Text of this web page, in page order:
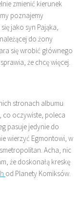
zmienić kierunek
poznajemy
jako syn Pająka,
do żony
się wrobić głównego
że chcę więcej.
stronach albumu
co oczywiste, poleca
pasuje jedynie do
wierzyć Egmontowi, w
Acha, nic
że doskonałą kreskę
od Planety Komiksów.